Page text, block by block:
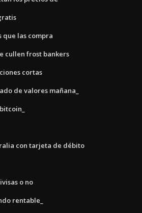
que las compra
cullen frost bankers
cortas
de valores mañana_
con tarjeta de débito
o no
rentable_